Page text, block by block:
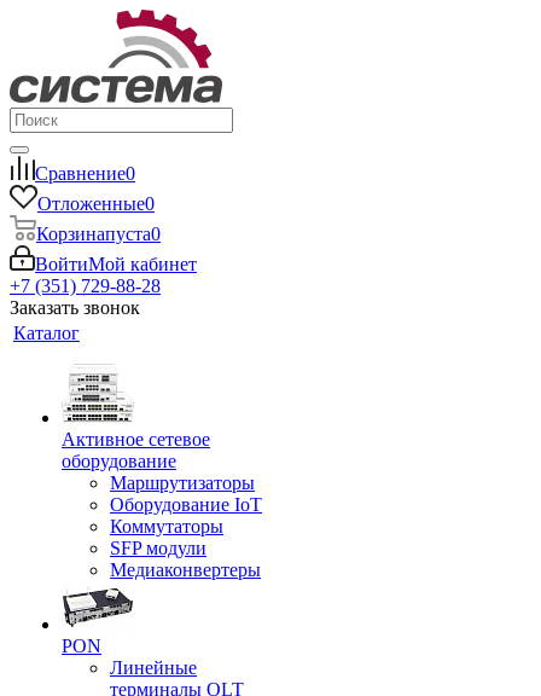
Сравнение0
Отложенные0
Корзинапуста0
ВойтиМой кабинет
+7 (351) 729-88-28
Заказать звонок
Каталог
Активное сетевое
оборудование
Маршрутизаторы
Оборудование IoT
Коммутаторы
SFP модули
Медиаконвертеры
PON
Линейные
терминалы OLT